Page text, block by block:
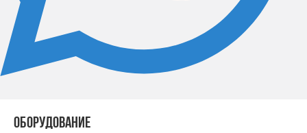
ОБОРУДОВАНИЕ